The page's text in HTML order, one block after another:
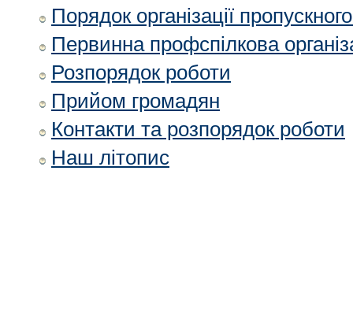
Порядок організації
Первинна профспілкова
Розпорядок роботи
Прийом громадян
Контакти та розпорядок роботи
Наш літопис